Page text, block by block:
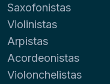
Saxofonistas
Violinistas
Arpistas
Acordeonistas
Violonchelistas